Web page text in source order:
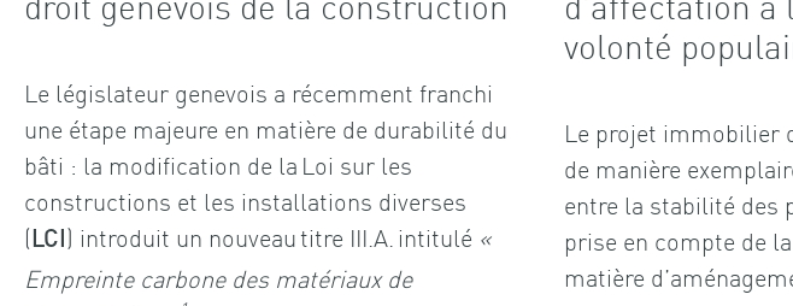
Le législateur genevois a récemment franchi
une étape majeure en matière de durabilité du
bâti : la modification de la Loi sur les
constructions et les installations diverses
(LCI) introduit un nouveau titre III.A. intitulé «
Empreinte carbone des matériaux de
volonté
Le projet immobilier
de manière
entre la stabilité des
prise en compte de
matière